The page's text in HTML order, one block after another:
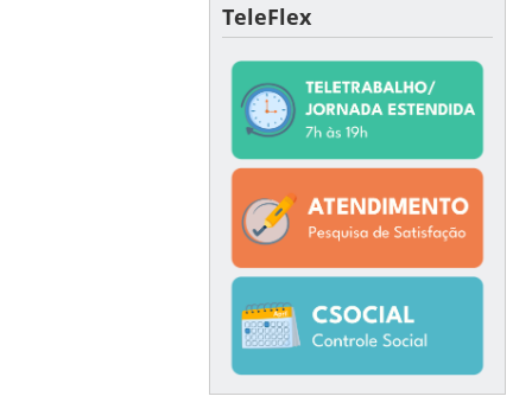
TeleFlex